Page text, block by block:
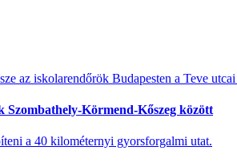
az iskolarendőrök Budapesten a Teve
Szombathely-Körmend-Kőszeg között
a 40 kilométernyi gyorsforgalmi utat.